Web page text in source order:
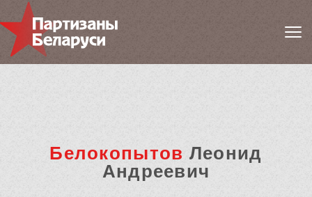
Белокопытов Леонид
Андреевич